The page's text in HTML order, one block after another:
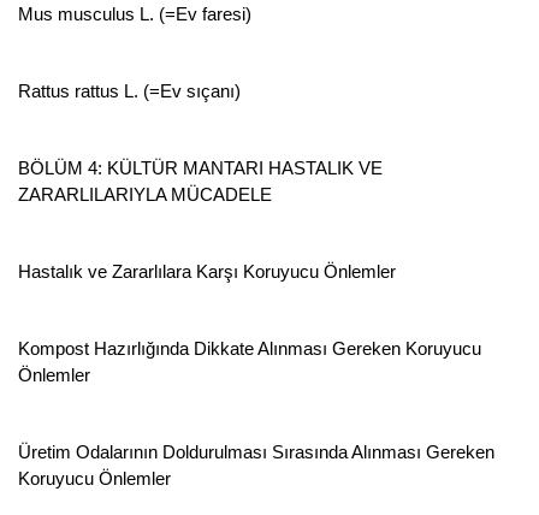
Mus musculus L. (=Ev faresi)
Rattus rattus L. (=Ev sıçanı)
BÖLÜM 4: KÜLTÜR MANTARI HASTALIK VE
ZARARLILARIYLA MÜCADELE
Hastalık ve Zararlılara Karşı Koruyucu Önlemler
Kompost Hazırlığında Dikkate Alınması Gereken Koruyucu
Önlemler
Üretim Odalarının Doldurulması Sırasında Alınması Gereken
Koruyucu Önlemler